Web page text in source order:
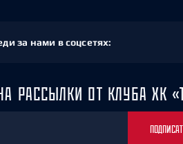
за нами в соцсетях:
РАССЫЛКИ ОТ КЛУБА ХК